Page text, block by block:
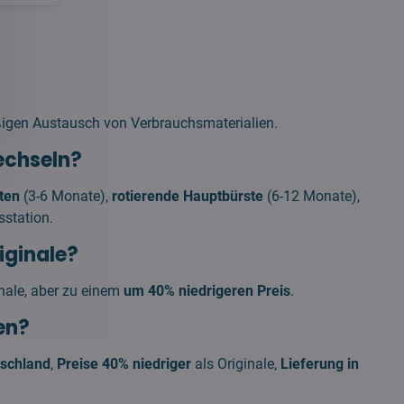
Austausch von Verbrauchsmaterialien.
(3-6 Monate), rotierende Hauptbürste (6-12 Monate),
aber zu einem um 40% niedrigeren Preis.
, Preise 40% niedriger als Originale, Lieferung in